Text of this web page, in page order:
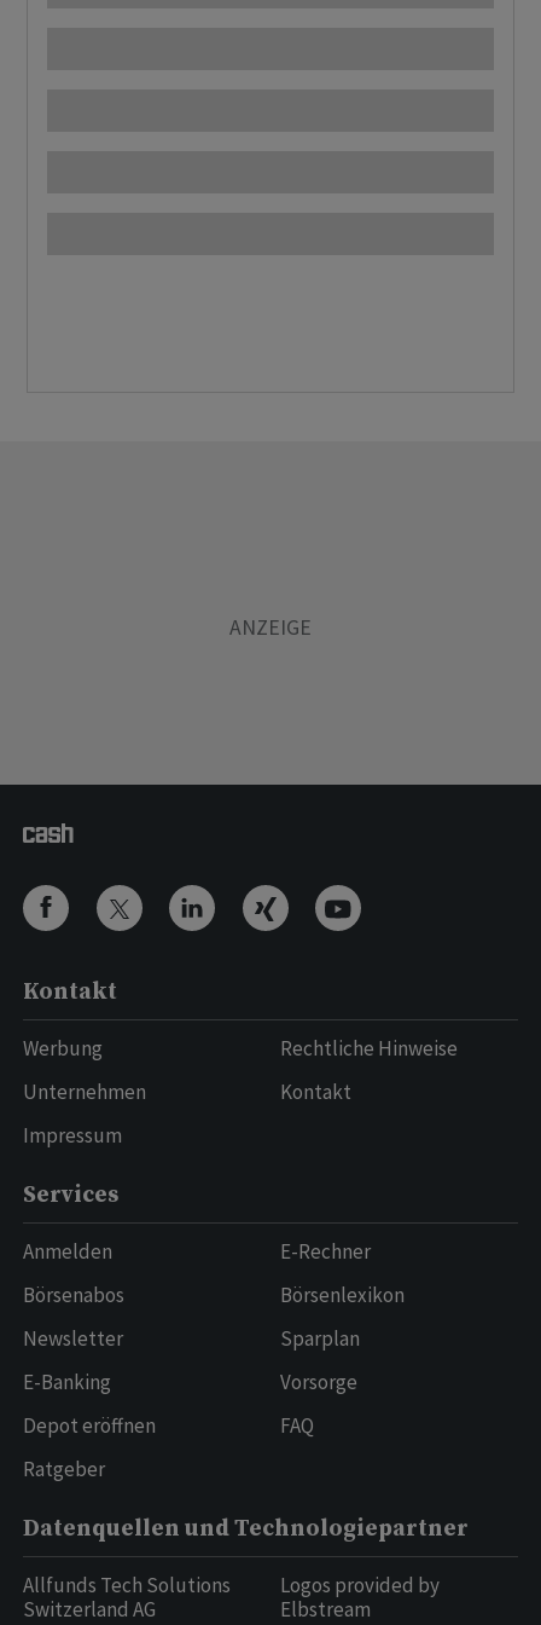
Kontakt
Werbung
Unternehmen
Impressum
Rechtliche Hinweise
Kontakt
Services
Anmelden
Börsenabos
Newsletter
E-Banking
Depot eröffnen
Ratgeber
E-Rechner
Börsenlexikon
Sparplan
Vorsorge
FAQ
Datenquellen und Technologiepartner
Allfunds Tech Solutions
Switzerland AG
Logos provided by
Elbstream